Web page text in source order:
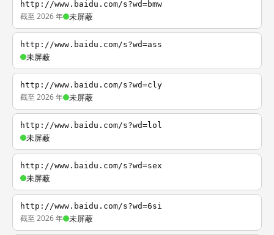
http://www.baidu.com/s?wd=bmw
截至 2026 年 未屏蔽
http://www.baidu.com/s?wd=ass
未屏蔽
http://www.baidu.com/s?wd=cly
截至 2026 年 未屏蔽
http://www.baidu.com/s?wd=lol
未屏蔽
http://www.baidu.com/s?wd=sex
未屏蔽
http://www.baidu.com/s?wd=6si
截至 2026 年 未屏蔽